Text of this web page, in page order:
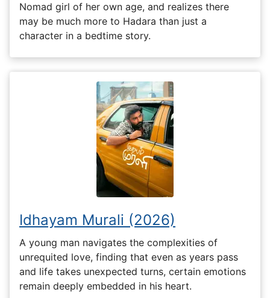
Nomad girl of her own age, and realizes there
may be much more to Hadara than just a
character in a bedtime story.
Idhayam Murali (2026)
A young man navigates the complexities of
unrequited love, finding that even as years pass
and life takes unexpected turns, certain emotions
remain deeply embedded in his heart.